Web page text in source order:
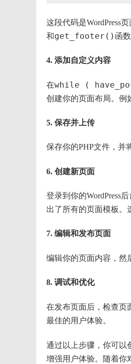
这段代码是WordPress
和get_footer() 函
4. 添加自定义内容
在while (
创建你的页面布局。例
5. 保存并上传
保存你的PHP文件，并
6. 创建新页面
登录到你的WordPress
出了所有的页面模板。
7. 编辑和发布页面
编辑你的页面内容，然
8. 调试和优化
在发布页面后，检查页
最佳的用户体验。
通过以上步骤，你可以
增强用户体验。随着你